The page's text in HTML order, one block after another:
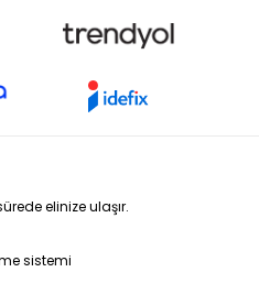
elinize ulaşır.
sistemi